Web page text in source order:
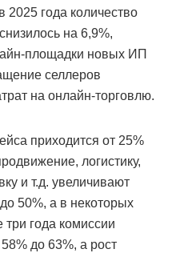
2025 года количество
на 6,9%,
площадки новых ИП
селлеров
на онлайн-торговлю.
приходится от 25%
логистику,
и т.д. увеличивают
50%, а в некоторых
года комиссии
до 63%, а рост